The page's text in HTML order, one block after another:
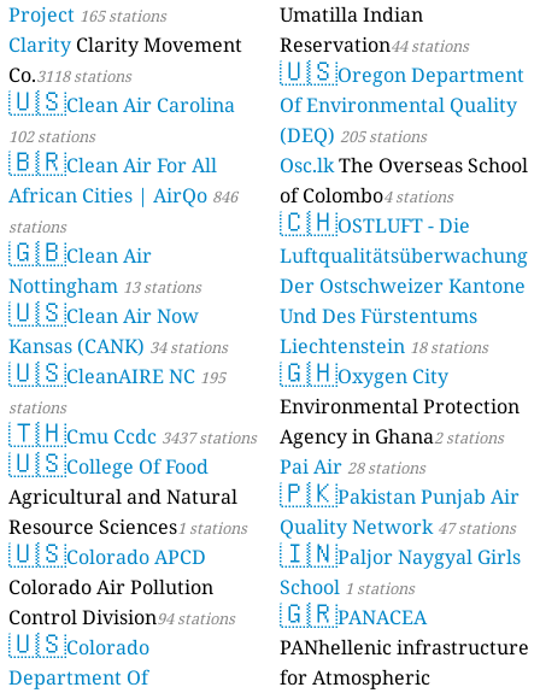
Project 165 stations
Clarity Clarity Movement
Co.3118 stations
🇺🇸Clean Air Carolina
102 stations
🇧🇷Clean Air For All
African Cities | AirQo 846
stations
🇬🇧Clean Air
Nottingham 13 stations
🇺🇸Clean Air Now
Kansas (CANK) 34 stations
🇺🇸CleanAIRE NC 195
stations
🇹🇭Cmu Ccdc 3437 stations
🇺🇸College Of Food
Agricultural and Natural
Resource Sciences1 stations
🇺🇸Colorado APCD
Colorado Air Pollution
Control Division94 stations
🇺🇸Colorado
Department Of
Umatilla Indian
Reservation44 stations
🇺🇸Oregon Department
Of Environmental Quality
(DEQ) 205 stations
Osc.lkThe Overseas School
of Colombo4 stations
🇨🇭OSTLUFT - Die
Luftqualitätsüberwachung
Der Ostschweizer Kantone
Und Des Fürstentums
Liechtenstein 18 stations
🇬🇭Oxygen City
Environmental Protection
Agency in Ghana2 stations
Pai Air 28 stations
🇵🇰Pakistan Punjab Air
Quality Network 47 stations
🇮🇳Paljor Naygyal Girls
School 1 stations
🇬🇷PANACEA
PANhellenic infrastructure
for Atmospheric